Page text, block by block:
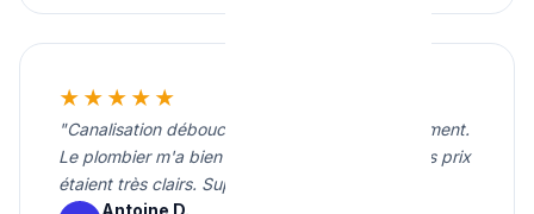
★★★★★
"Canalisation débouchée rapidement et proprement.
Le plombier m'a bien expliqué le problème et les prix
étaient très clairs. Super service."